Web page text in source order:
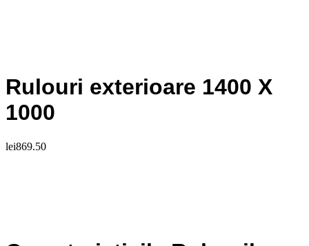
Rulouri exterioare 1400 X
1000
lei869.50